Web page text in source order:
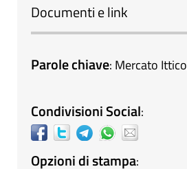
Documenti e link
Parole chiave: Mercato Ittico
Condivisioni Social:
Opzioni di stampa: